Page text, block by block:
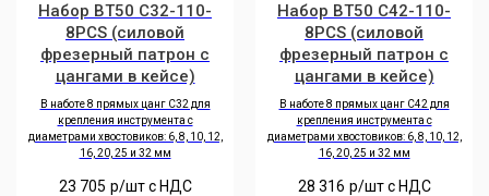
Набор BT50 C32-110-
8PCS (силовой
фрезерный патрон с
цангами в кейсе)
В наботе 8 прямых цанг C32 для
крепления инструмента с
диаметрами хвостовиков: 6, 8, 10, 12,
16, 20, 25 и 32 мм
23 705 р/шт c НДС
Набор BT50 C42-110-
8PCS (силовой
фрезерный патрон с
цангами в кейсе)
В наботе 8 прямых цанг C42 для
крепления инструмента с
диаметрами хвостовиков: 6, 8, 10, 12,
16, 20, 25 и 32 мм
28 316 р/шт c НДС